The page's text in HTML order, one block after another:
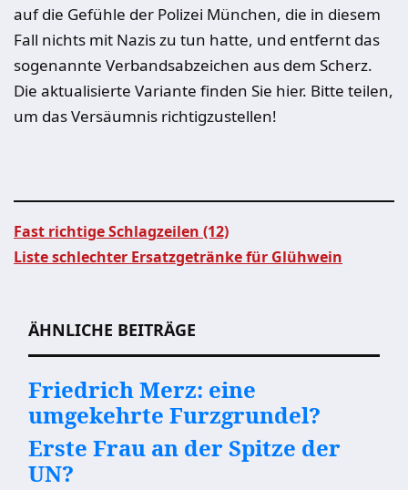
auf die Gefühle der Polizei München, die in diesem
Fall nichts mit Nazis zu tun hatte, und entfernt das
sogenannte Verbandsabzeichen aus dem Scherz.
Die aktualisierte Variante finden Sie hier. Bitte teilen,
um das Versäumnis richtigzustellen!
Fast richtige Schlagzeilen (12)
Liste schlechter Ersatzgetränke für Glühwein
ÄHNLICHE BEITRÄGE
Friedrich Merz: eine
umgekehrte Furzgrundel?
Erste Frau an der Spitze der
UN?